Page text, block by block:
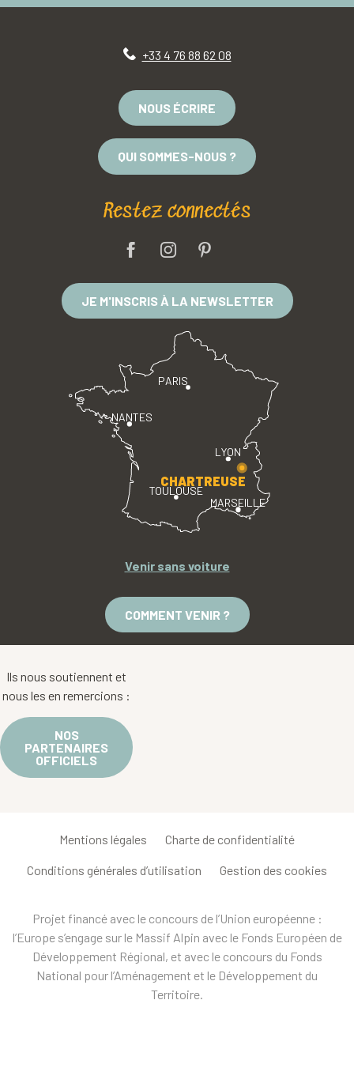
+33 4 76 88 62 08
NOUS ÉCRIRE
QUI SOMMES-NOUS ?
Restez connectés
JE M'INSCRIS À LA NEWSLETTER
PARIS
LYON
TOULOUSE
MARSEILLE
NANTES
CHARTREUSE
Venir sans voiture
COMMENT VENIR ?
Ils nous soutiennent et
nous les en remercions :
NOS
PARTENAIRES
OFFICIELS
Mentions légales Charte de confidentialité
Conditions générales d’utilisation Gestion des cookies
Projet financé avec le concours de l’Union européenne :
l’Europe s’engage sur le Massif Alpin avec le Fonds Européen de
Développement Régional, et avec le concours du Fonds
National pour l’Aménagement et le Développement du
Territoire.